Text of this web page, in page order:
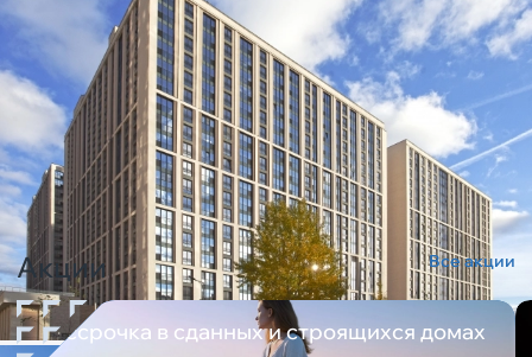
Акции Все акции
Рассрочка в сданных и строящихся домах